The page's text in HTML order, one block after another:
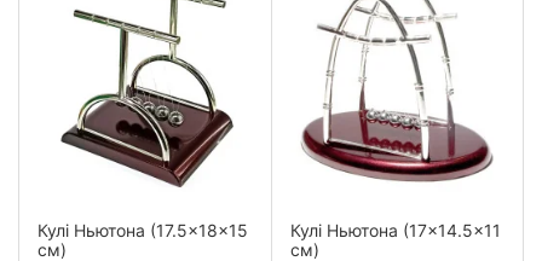
Кулі Ньютона (17.5×18×15
см)
Кулі Ньютона (17×14.5×11
см)